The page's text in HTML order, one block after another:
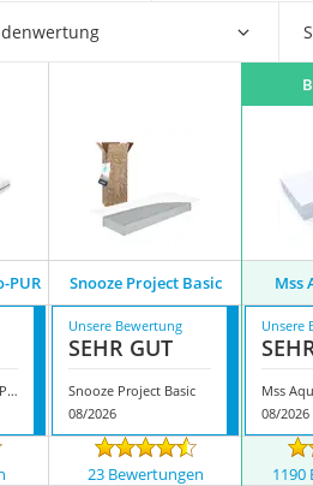
PUR Snooze Project Basic Mss
Ravensberger Ravo-PUR
Unsere Bewertung
SEHR GUT
Snooze Project Basic
08/2026
Unsere
Mss
08/2026
23 Bewertungen 1190